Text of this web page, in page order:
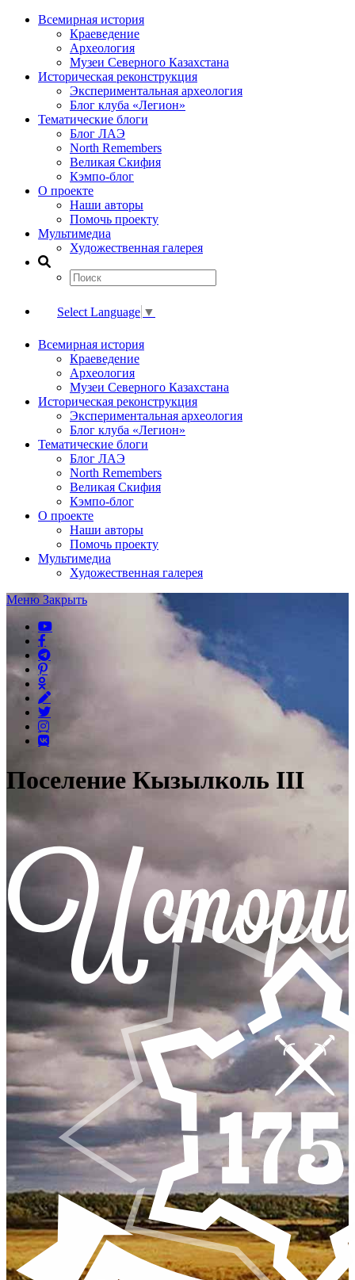
Всемирная история
Краеведение
Археология
Музеи Северного Казахстана
Историческая реконструкция
Экспериментальная археология
Блог клуба «Легион»
Тематические блоги
Блог ЛАЭ
North Remembers
Великая Скифия
Кэмпо-блог
О проекте
Наши авторы
Помочь проекту
Мультимедиа
Художественная галерея
Select Language ▼
Всемирная история
Краеведение
Археология
Музеи Северного Казахстана
Историческая реконструкция
Экспериментальная археология
Блог клуба «Легион»
Тематические блоги
Блог ЛАЭ
North Remembers
Великая Скифия
Кэмпо-блог
О проекте
Наши авторы
Помочь проекту
Мультимедиа
Художественная галерея
Меню Закрыть
Поселение Кызылколь III